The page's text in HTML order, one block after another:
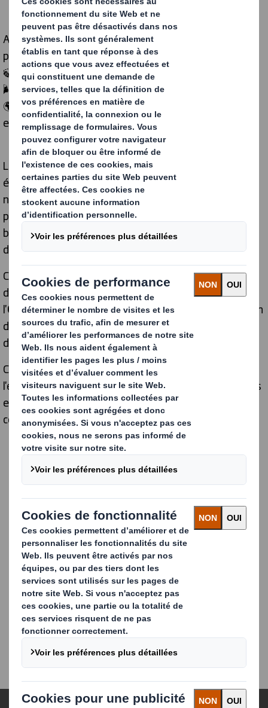
Ainsi, les abeilles ne servent plus uniquement à
produire du miel mais aussi à:
🍃évaluer la biodiversité,
🌬️la qualité de l'air
🌍l'impact des activités humaines sur l'environnement
et les pollinisateurs
Les abeilles jouent un rôle essentiel dans notre
écosystème, mais elles sont menacées par de
nombreux facteurs. Ce projet scientifique nous
permettra de collecter des données précieuses sur la
biodiversité, tout en impliquant nos salariés autour
d'une action concrète et engageante.
Ce programme s'inscrit dans notre stratégie de
développement durable et répond aux objectifs de
l'Office Français de la Biodiversité (OFB)
. Avec le soutien
de laCharitable Foundation DS Smith
déployer cette initiative sur12 cartonneries
Chez DS Smith, nous croyons qu'agir pour
l'environnement, c'est aussi renforcer les liens avec nos
employés et les communautés locales. Ensemble,
contribuons à un avenir plus durable !
Notre pilier
environnement
Si vous souhaitez en savoir plus sur
notre pilier environnement
CLIQUEZ ICI !